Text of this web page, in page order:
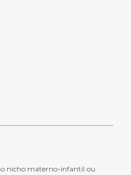
nicho materno-infantil ou